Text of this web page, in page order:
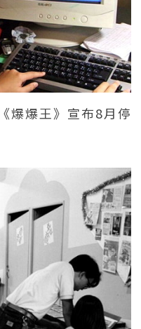
爆爆王》宣布8月停